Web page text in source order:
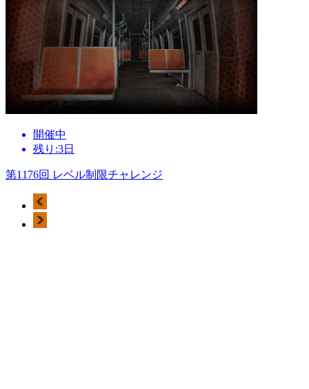
開催中
残り:3日
第1176回 レベル制限チャレンジ